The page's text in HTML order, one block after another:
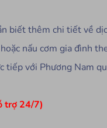
biết thêm chi tiết về
nấu cơm gia đình
tiếp với Phương Nam
trợ 24/7)